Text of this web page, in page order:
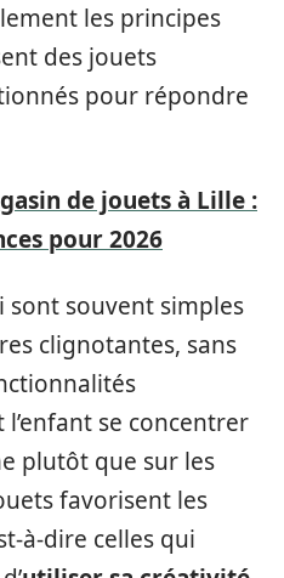
les principes
des jouets
pour répondre
de jouets à Lille :
pour 2026
sont souvent simples
clignotantes, sans
l’enfant se concentrer
plutôt que sur les
favorisent les
à-dire celles qui